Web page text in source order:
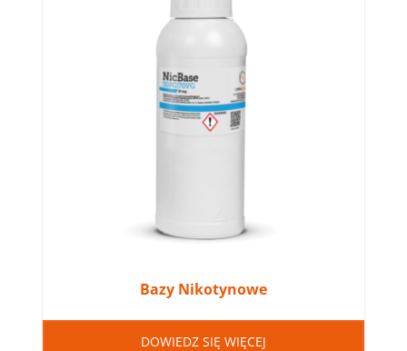
Bazy Nikotynowe
DOWIEDZ SIĘ WIĘCEJ